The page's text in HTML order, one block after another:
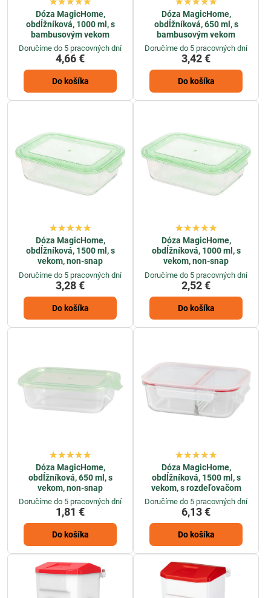
Dóza MagicHome,
obdĺžníková, 1000 ml, s
bambusovým vekom
Doručíme do 5 pracovných dní
4,66 €
Do košíka
Dóza MagicHome,
obdĺžníková, 650 ml, s
bambusovým vekom
Doručíme do 5 pracovných dní
3,42 €
Do košíka
Dóza MagicHome,
obdĺžníková, 1500 ml, s
vekom, non-snap
Doručíme do 5 pracovných dní
3,28 €
Do košíka
Dóza MagicHome,
obdĺžníková, 1000 ml, s
vekom, non-snap
Doručíme do 5 pracovných dní
2,52 €
Do košíka
Dóza MagicHome,
obdĺžníková, 650 ml, s
vekom, non-snap
Doručíme do 5 pracovných dní
1,81 €
Do košíka
Dóza MagicHome,
obdĺžníková, 1500 ml, s
vekom, s rozdeľovačom
Doručíme do 5 pracovných dní
6,13 €
Do košíka